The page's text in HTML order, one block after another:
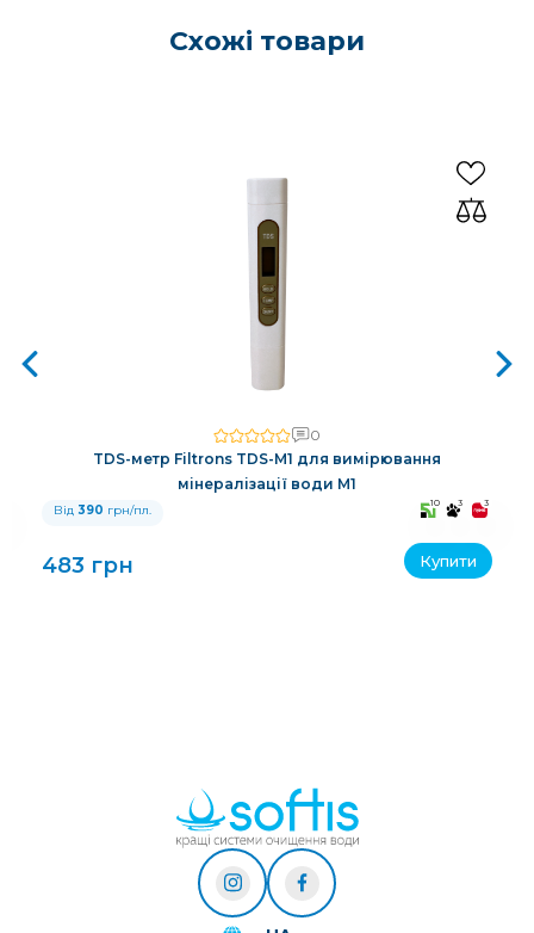
Схожі товари
0
TDS-метр Filtrons TDS-M1 для вимірювання
мінералізації води M1
Від 390 грн/пл. 10 3 3
483 грн Купити